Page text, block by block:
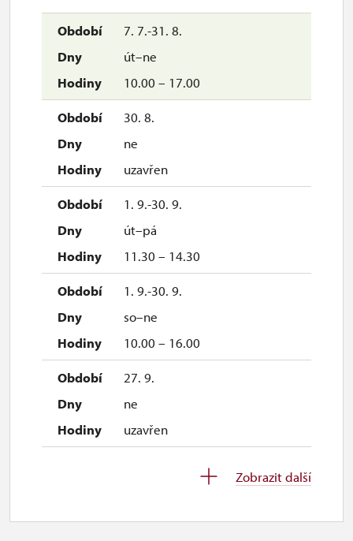
7. 7.-31. 8.
út–ne
10.00 – 17.00
30. 8.
ne
uzavřen
1. 9.-30. 9.
út–pá
11.30 – 14.30
1. 9.-30. 9.
so–ne
10.00 – 16.00
27. 9.
ne
uzavřen
Zobrazit další